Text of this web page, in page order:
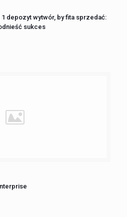
depozyt wytwór, by fita sprzedać:
sukces